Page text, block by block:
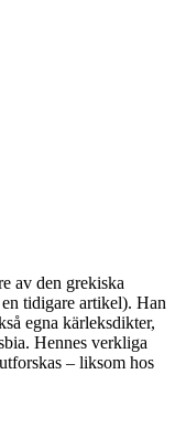
av den grekiska
tidigare artikel). Han
egna kärleksdikter,
Hennes verkliga
– liksom hos